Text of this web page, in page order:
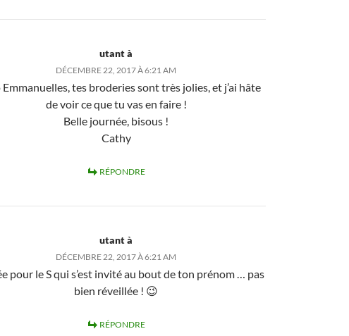
utant à
DÉCEMBRE 22, 2017 À 6:21 AM
tes broderies sont très jolies, et j’ai hâte
de voir ce que tu vas en faire !
Belle journée, bisous !
Cathy
RÉPONDRE
utant à
DÉCEMBRE 22, 2017 À 6:21 AM
pour le S qui s’est invité au bout de ton prénom … pas
bien réveillée ! 😉
RÉPONDRE